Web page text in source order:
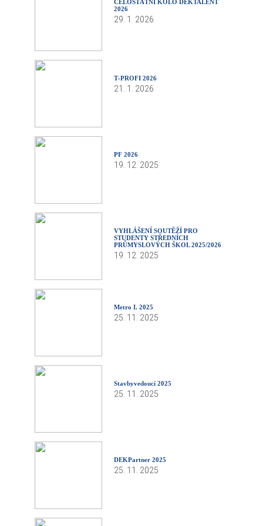
CELOSTÁTNÍ KOLO DEKTALENT
2026
29. 1. 2026
T‑PROFI 2026
21. 1. 2026
PF 2026
19. 12. 2025
VYHLÁŠENÍ SOUTĚŽÍ PRO
STUDENTY STŘEDNÍCH
PRŮMYSLOVÝCH ŠKOL 2025/2026
19. 12. 2025
Metro I. 2025
25. 11. 2025
Stavbyvedoucí 2025
25. 11. 2025
DEKPartner 2025
25. 11. 2025